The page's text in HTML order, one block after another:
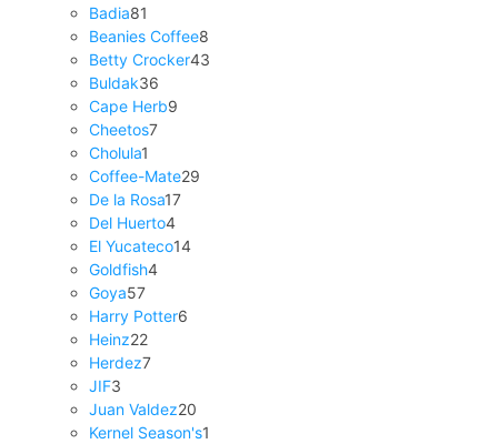
Badia81
Beanies Coffee8
Betty Crocker43
Buldak36
Cape Herb9
Cheetos7
Cholula1
Coffee-Mate29
De la Rosa17
Del Huerto4
El Yucateco14
Goldfish4
Goya57
Harry Potter6
Heinz22
Herdez7
JIF3
Juan Valdez20
Kernel Season's1